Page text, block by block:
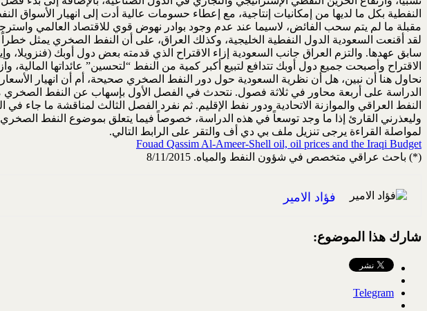
النفطية بكل ما لديها من إمكانيات إنتاجية، مع إعطاء حسومات عالية أدت إلى انهيار الأسواق
مقبلة ما لم يتم سحب الفائض، لاسيما عند عدم وجود بوادر نهوض قوي للاقتصاد العالمي
لقد أقنعت السعودية الدول النفطية الخليجية، وكذلك العراق، على أن النفط الصخري يمثل
الاقتراح وأصبحت جميع دول أوبك تتدافع لتبيع أكبر كمية من النفط “لتحسين” عائداتها المالية،
نحاول هنا أن نبين، هل أن نظرية السعودية حول دور النفط الصخري صحيحة، أم أن انهيار
الدراسة على أربعة محاور في ثلاثة فصول. نتحدث في الفصل الأول بإسهاب عن النفط الصخري
النفط العراقي والموازنة الاتحادية ودور نفط الإقليم. ثم نفرد الفصل الثالث لمناقشة ما جاء
وليعذرني القارئ إذا ما وجد توسعاً في هذه الدراسة، خصوصاً فيما يتعلق بموضوع النفط
لمواصلة القراءة يرجى تنزيل ملف بي دي أف والتقر على الرابط التالي.
Fouad Qassim Al-Ameer-Shell oil, oil prices and the Iraqi Budget
(*) باحث عراقي متخصص في شؤون النفط والمياه. 8/11/2015
فؤاد الامير
شارك هذا الموضوع:
Telegram